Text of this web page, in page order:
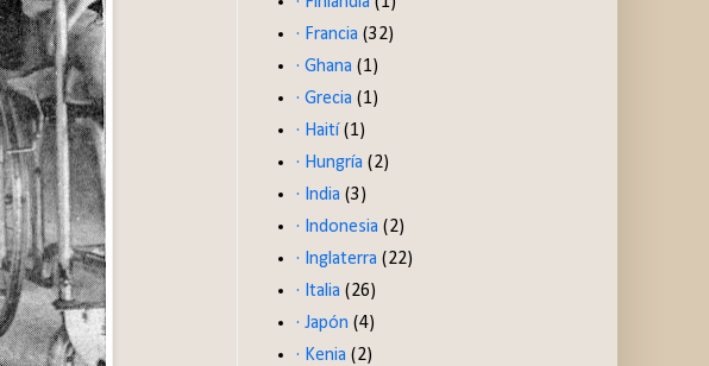
· Francia (32)
· Ghana (1)
· Grecia (1)
· Haití (1)
· Hungría (2)
· India (3)
· Indonesia (2)
· Inglaterra (22)
· Italia (26)
· Japón (4)
· Kenia (2)